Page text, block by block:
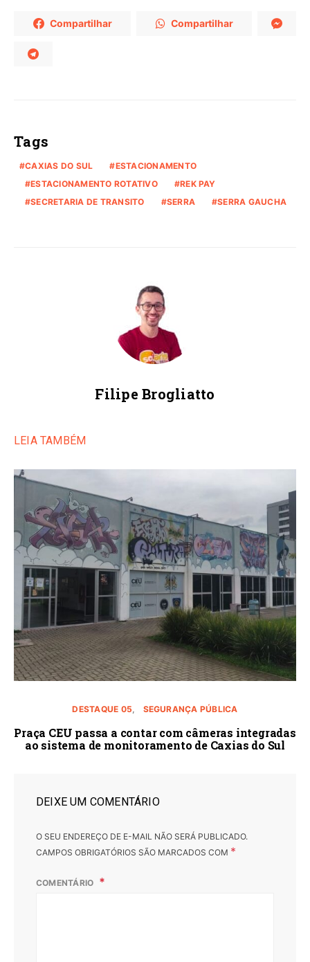
Compartilhar Compartilhar
Tags
CAXIAS DO SUL
ESTACIONAMENTO
ESTACIONAMENTO ROTATIVO
REK PAY
SECRETARIA DE TRANSITO
SERRA SERRA GAUCHA
Filipe Brogliatto
LEIA TAMBÉM
DESTAQUE 05 SEGURANÇA PÚBLICA
Praça CEU passa a contar com câmeras integradas
ao sistema de monitoramento de Caxias do Sul
DEIXE UM COMENTÁRIO
O SEU ENDEREÇO DE E-MAIL NÃO SERÁ PUBLICADO.
CAMPOS OBRIGATÓRIOS SÃO MARCADOS COM *
COMENTÁRIO